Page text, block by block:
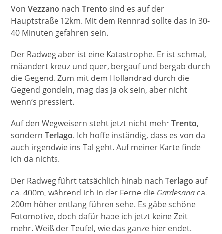
VonVezzano nachTrento sind es auf der
Hauptstraße 12km. Mit dem Rennrad sollte das in 30-
40 Minuten gefahren sein.
Der Radweg aber ist eine Katastrophe. Er ist schmal,
mäandert kreuz und quer, bergauf und bergab durch
die Gegend. Zum mit dem Hollandrad durch die
Gegend gondeln, mag das ja ok sein, aber nicht
wenn‘s pressiert.
Auf den Wegweisern steht jetzt nicht mehrTrento,
sondernTerlago. Ich hoffe inständig, dass es von da
auch irgendwie ins Tal geht. Auf meiner Karte finde
ich da nichts.
Der Radweg führt tatsächlich hinab nachTerlago auf
ca. 400m, während ich in der Ferne die Gardesana ca.
200m höher entlang führen sehe. Es gäbe schöne
Fotomotive, doch dafür habe ich jetzt keine Zeit
mehr. Weiß der Teufel, wie das ganze hier endet.